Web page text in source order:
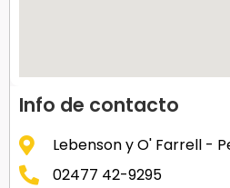
Info de contacto
Lebenson y O' Farrell -
02477 42-9295